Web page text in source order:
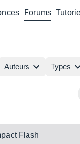
Forums
Auteurs Types
Flash